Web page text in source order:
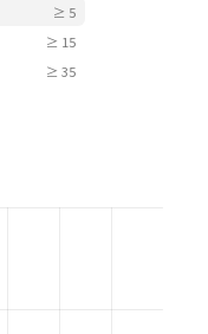
≥ 5
≥ 15
≥ 35